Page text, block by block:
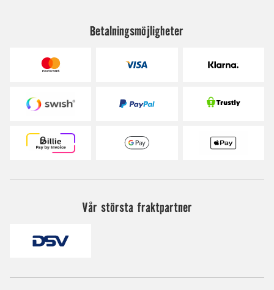
Betalningsmöjligheter
Vår största fraktpartner